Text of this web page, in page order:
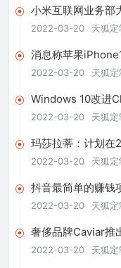
小米互联网业务部
升商业化效率
2022-03-20 天狐定
消息称苹果
屏幕
2022-03-20 天狐定
Windows 10改进
2022-03-20 天狐定
玛莎拉蒂：计划在
本车型
2022-03-20 天狐定
抖音最简单的赚钱
2022-03-20 天狐定
奢侈品牌Caviar推
2022-03-20 天狐定